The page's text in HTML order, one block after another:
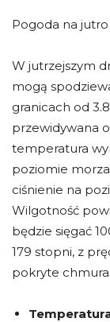
Pogoda na jutro
W jutrzejszym
mogą
granicach od
przewidywana
temperatura
poziomie
ciśnienie na
Wilgotność
będzie sięgać
179 stopni, z
pokryte